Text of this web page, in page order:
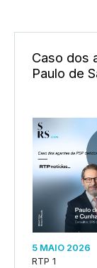
Caso dos
Paulo de
5 MAIO 2026
RTP 1